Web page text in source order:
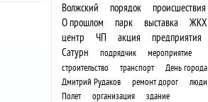
Волжский
порядок
происшествия
О прошлом
парк выставка
ЖКХ
центр
ЧП акция
предприятия
Сатурн
подрядчик
мероприятие
строительство
транспорт
День города
Дмитрий Рудаков
ремонт дорог
люди
Полет
организация
здание